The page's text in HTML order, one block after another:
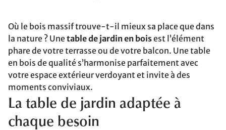
Où le bois massif trouve-t-il mieux sa place que dans
la nature ? Unetable de jardin en boisest l’élément
phare de votre terrasse ou de votre balcon. Une table
en bois de qualité s’harmonise parfaitement avec
votre espace extérieur verdoyant et invite à des
moments conviviaux.
La table de jardin adaptée à
chaque besoin